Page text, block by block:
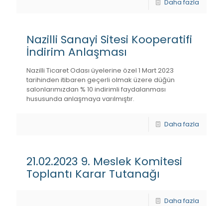
Daha fazla
Nazilli Sanayi Sitesi Kooperatifi
İndirim Anlaşması
Nazilli Ticaret Odası üyelerine özel 1 Mart 2023
tarihinden itibaren geçerli olmak üzere düğün
salonlarımızdan % 10 indirimli faydalanması
hususunda anlaşmaya varılmıştır.
Daha fazla
21.02.2023 9. Meslek Komitesi
Toplantı Karar Tutanağı
Daha fazla